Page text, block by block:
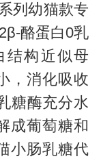
列幼猫款专
酪蛋白0乳
结构近似母
，消化吸收
糖酶充分水
成葡萄糖和
小肠乳糖代